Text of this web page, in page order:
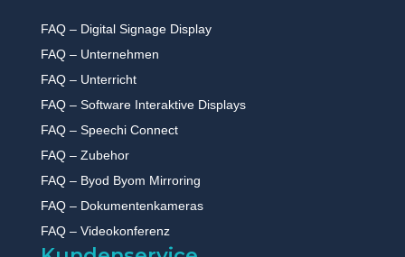
FAQ – Digital Signage Display
FAQ – Unternehmen
FAQ – Unterricht
FAQ – Software Interaktive Displays
FAQ – Speechi Connect
FAQ – Zubehor
FAQ – Byod Byom Mirroring
FAQ – Dokumentenkameras
FAQ – Videokonferenz